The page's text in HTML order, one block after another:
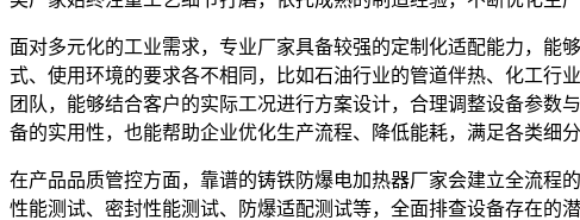
面对多元化的工业需求，专业厂家具备较强的定制化适配能力，能
式、使用环境的要求各不相同，比如石油行业的管道伴热、化工行
团队，能够结合客户的实际工况进行方案设计，合理调整设备参
备的实用性，也能帮助企业优化生产流程、降低能耗，满足各类细
在产品品质管控方面，靠谱的铸铁防爆电加热器厂家会建立全流程
性能测试、密封性能测试、防爆适配测试等，全面排查设备存在的